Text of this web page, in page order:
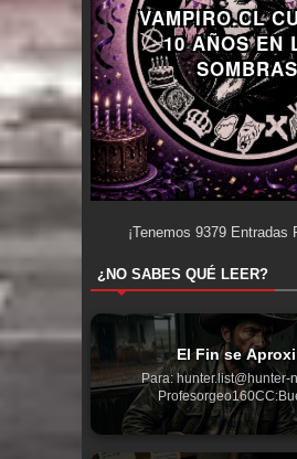
VAMPIRO.CL
10 AÑOS EN
SOMBRAS
¡Tenemos 9379Entradas
¿NO SABES QUÉ LEER?
El Fin se
Para: hunter.list@hunter-